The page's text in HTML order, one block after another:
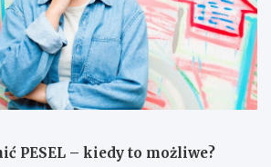
PESEL – kiedy to możliwe?